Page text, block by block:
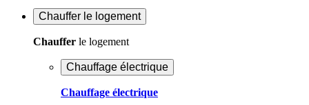
Chauffer le logement
Chauffer le logement
Chauffage électrique
Chauffage électrique